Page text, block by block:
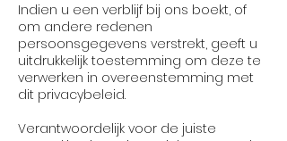
Indien u een verblijf bij ons boekt, of
om andere redenen
persoonsgegevens verstrekt, geeft u
uitdrukkelijk toestemming om deze te
verwerken in overeenstemming met
dit privacybeleid.
Verantwoordelijk voor de juiste